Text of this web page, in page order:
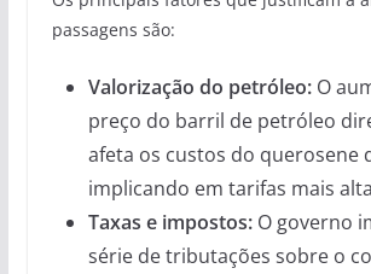
passagens são:
Valorização do petróleo:O
preço do barril de petróleo
afeta os custos do querosene
implicando em tarifas mais
Taxas e impostos:O governo
série de tributações sobre o